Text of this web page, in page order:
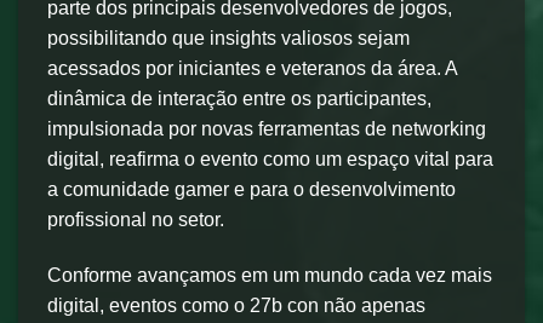
parte dos principais desenvolvedores de jogos,
possibilitando que insights valiosos sejam
acessados por iniciantes e veteranos da área. A
dinâmica de interação entre os participantes,
impulsionada por novas ferramentas de networking
digital, reafirma o evento como um espaço vital para
a comunidade gamer e para o desenvolvimento
profissional no setor.
Conforme avançamos em um mundo cada vez mais
digital, eventos como o 27b con não apenas